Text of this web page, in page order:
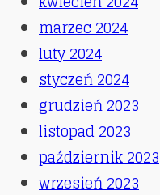
marzec 2024
luty 2024
styczeń 2024
grudzień 2023
listopad 2023
październik 2023
wrzesień 2023